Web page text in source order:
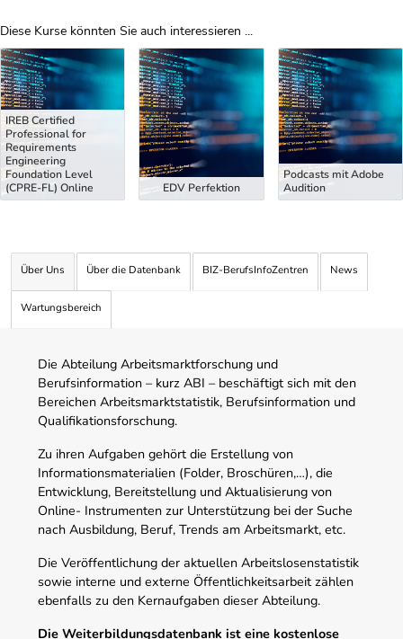
Diese Kurse könnten Sie auch interessieren ...
Uber Weiterbildungsvorschläge
IREB Certified
Professional for
Requirements
Engineering
Foundation Level
(CPRE-FL) Online
EDV Perfektion
Podcasts mit Adobe
Audition
Über Uns Über die Datenbank BIZ-BerufsInfoZentren News
Wartungsbereich
Die Abteilung Arbeitsmarktforschung und
Berufsinformation – kurz ABI – beschäftigt sich mit den
Bereichen Arbeitsmarktstatistik, Berufsinformation und
Qualifikationsforschung.
Zu ihren Aufgaben gehört die Erstellung von
Informationsmaterialien (Folder, Broschüren,…), die
Entwicklung, Bereitstellung und Aktualisierung von
Online- Instrumenten zur Unterstützung bei der Suche
nach Ausbildung, Beruf, Trends am Arbeitsmarkt, etc.
Die Veröffentlichung der aktuellen Arbeitslosenstatistik
sowie interne und externe Öffentlichkeitsarbeit zählen
ebenfalls zu den Kernaufgaben dieser Abteilung.
Die Weiterbildungsdatenbank ist eine kostenlose